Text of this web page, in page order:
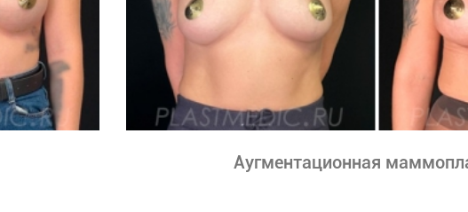
Аугментационная